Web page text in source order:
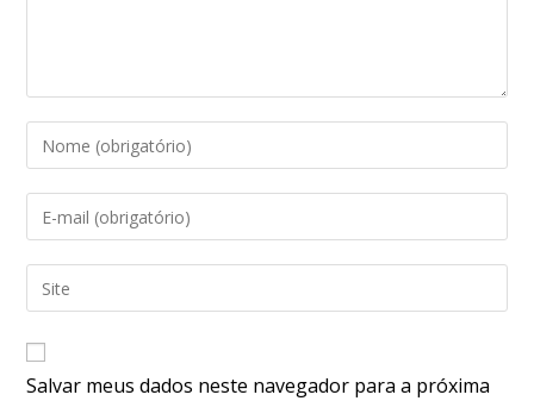
Salvar meus dados neste navegador para a próxima